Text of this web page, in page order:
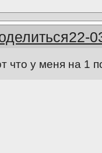
22-
что у меня на 1